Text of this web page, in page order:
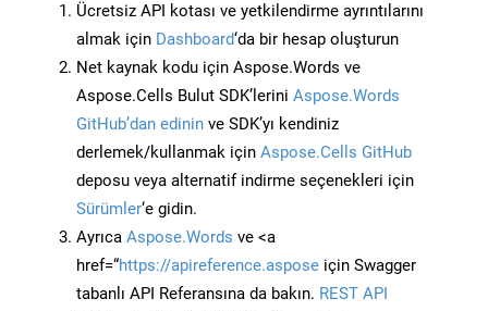
Ücretsiz API kotası ve yetkilendirme ayrıntılarını
almak için Dashboard‘da bir hesap oluşturun
Net kaynak kodu için Aspose.Words ve
Aspose.Cells Bulut SDK’lerini Aspose.Words
GitHub’dan edinin ve SDK’yı kendiniz
derlemek/kullanmak için Aspose.Cells GitHub
deposu veya alternatif indirme seçenekleri için
Sürümler‘e gidin.
Ayrıca Aspose.Words ve <a
href=“https://apireference.aspose için Swagger
tabanlı API Referansına da bakın. REST API